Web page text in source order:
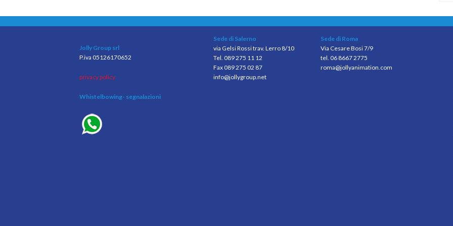
Jolly Group srl
P.iva 05126170652
privacy policy
Whistelbowing- segnalazioni
Sede di Salerno
via Gelsi Rossi trav. Lerro 8/10
Tel. 089 275 11 12
Fax 089 275 02 87
info@jollygroup.net
Sede di Roma
Via Cesare Bosi 7/9
tel. 06 8667 2775
roma@jollyanimation.com